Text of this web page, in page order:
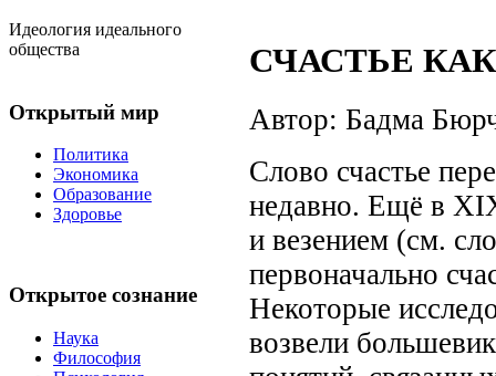
Идеология идеального
общества
Открытый мир
Политика
Экономика
Образование
Здоровье
Открытое сознание
Наука
Философия
СЧАСТЬЕ
Автор: Бадма
Слово счастье
недавно. Ещё в
и везением (см.
первоначально
Некоторые
возвели